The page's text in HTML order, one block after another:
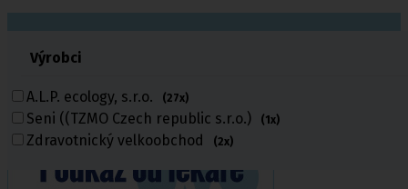
Výrobci
A.L.P. ecology, s.r.o. (27x)
Seni ((TZMO Czech republic s.r.o.) (1x)
Zdravotnický velkoobchod (2x)
volejte
461 616 039